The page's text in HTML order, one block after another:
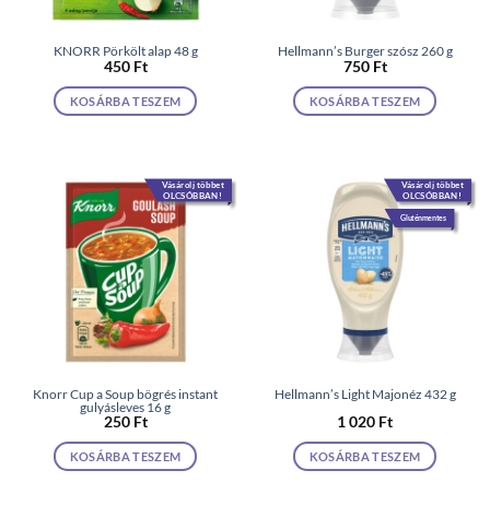
KNORR Pörkölt alap 48 g
450 Ft
KOSÁRBA TESZEM
Hellmann’s Burger szósz 260 g
750 Ft
KOSÁRBA TESZEM
Vásárolj többet
OLCSÓBBAN!
Knorr Cup a Soup bögrés instant
gulyásleves 16 g
250 Ft
KOSÁRBA TESZEM
Vásárolj többet
OLCSÓBBAN!
Gluténmentes
Hellmann’s Light Majonéz 432 g
1 020 Ft
KOSÁRBA TESZEM